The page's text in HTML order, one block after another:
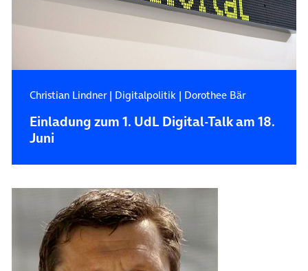
Christian Lindner| Digitalpolitik| Dorothee Bär
Einladung zum 1. UdL Digital-Talk am 18.
Juni